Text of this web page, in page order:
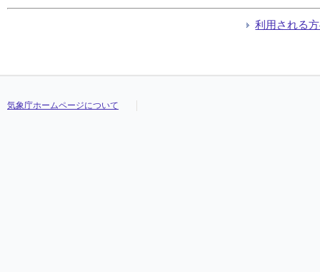
利用される
気象庁ホームページについて